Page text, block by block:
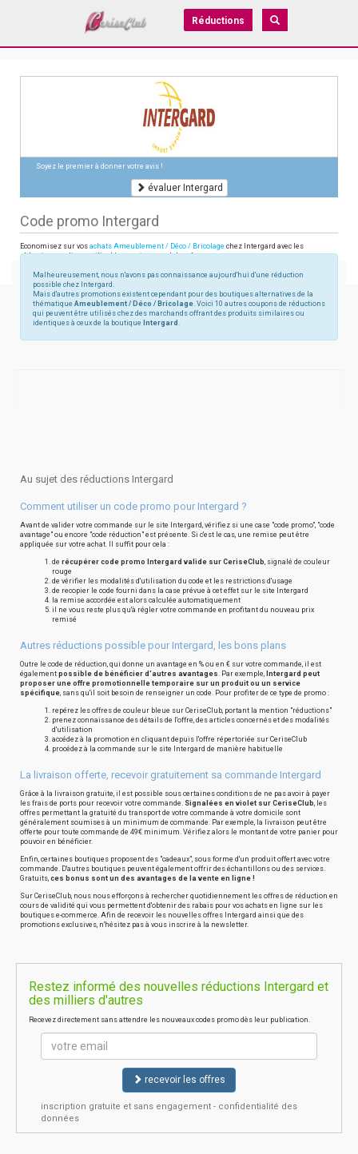
Réductions
Soyez le premier à donner votre avis !
évaluer Intergard
Code promo Intergard
Economisez sur vos achats Ameublement / Déco / Bricolage chez Intergard avec les
réductions en ligne utilisables sur intergardshop.fr
Malheureusement, nous n'avons pas connaissance aujourd'hui d'une réduction
possible chez Intergard.
Mais d'autres promotions existent cependant pour des boutiques alternatives de la
thématique Ameublement / Déco / Bricolage. Voici 10 autres coupons de réductions
qui peuvent être utilisés chez des marchands offrant des produits similaires ou
identiques à ceux de la boutique Intergard .
Au sujet des réductions Intergard
Comment utiliser un code promo pour Intergard ?
Avant de valider votre commande sur le site Intergard, vérifiez si une case "code promo", "code
avantage" ou encore "code réduction" est présente. Si c'est le cas, une remise peut être
appliquée sur votre achat. Il suffit pour cela :
de récupérer code promo Intergard valide sur CeriseClub, signalé de couleur
rouge
de vérifier les modalités d'utilisation du code et les restrictions d'usage
de recopier le code fourni dans la case prévue à cet effet sur le site Intergard
la remise accordée est alors calculée automatiquement
il ne vous reste plus qu'à régler votre commande en profitant du nouveau prix
remisé
Autres réductions possible pour Intergard, les bons plans
Outre le code de réduction, qui donne un avantage en % ou en € sur votre commande, il est
également possible de bénéficier d'autres avantages. Par exemple, Intergard peut
proposer une offre promotionnelle temporaire sur un produit ou un service
spécifique, sans qu'il soit besoin de renseigner un code. Pour profiter de ce type de promo :
repérez les offres de couleur bleue sur CeriseClub, portant la mention "réductions"
prenez connaissance des détails de l'offre, des articles concernés et des modalités
d'utilisation
accédez à la promotion en cliquant depuis l'offre répertoriée sur CeriseClub
procédez à la commande sur le site Intergard de manière habituelle
La livraison offerte, recevoir gratuitement sa commande Intergard
Grâce à la livraison gratuite, il est possible sous certaines conditions de ne pas avoir à payer
les frais de ports pour recevoir votre commande. Signalées en violet sur CeriseClub, les
offres permettant la gratuité du transport de votre commande à votre domicile sont
généralement soumises à un minimum de commande. Par exemple, la livraison peut être
offerte pour toute commande de 49€ minimum. Vérifiez alors le montant de votre panier pour
pouvoir en bénéficier.
Enfin, certaines boutiques proposent des "cadeaux", sous forme d'un produit offert avec votre
commande. D'autres boutiques peuvent également offrir des échantillons ou des services.
Gratuits, ces bonus sont un des avantages de la vente en ligne !
Sur CeriseClub, nous nous efforçons à rechercher quotidiennement les offres de réduction en
cours de validité qui vous permettent d'obtenir des rabais pour vos achats en ligne sur les
boutiques e-commerce. Afin de recevoir les nouvelles offres Intergard ainsi que des
promotions exclusives, n'hésitez pas à vous inscrire à la newsletter.
Restez informé des nouvelles réductions Intergard et
des milliers d'autres
Recevez directement sans attendre les nouveaux codes promo dès leur publication.
recevoir les offres
inscription gratuite et sans engagement - confidentialité des
données